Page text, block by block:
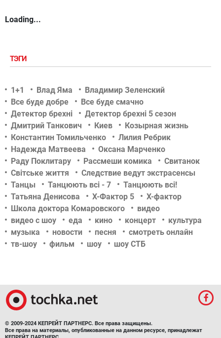
Loading...
ТЭГИ
1+1 Влад Яма
Владимир Зеленский
Все буде добре
Все буде смачно
Детектор брехні
Детектор брехні 5 сезон
Дмитрий Танкович
Киев
Козырная жизнь
Константин Томильченко
Лилия Ребрик
Надежда Матвеева
Оксана Марченко
Раду Поклитару
Рассмеши комика
Свитанок
Світське життя
Следствие ведут экстрасенсы
Танцы
Танцюють всі - 7
Танцюють всі!
Татьяна Денисова
Х-Фактор 5
Х-фактор
Школа доктора Комаровского
видео
видео с шоу
еда кино концерт
культура
музыка
новости песня
смотреть онлайн
тв-шоу
фильм шоу шоу СТБ
© 2009-2024 КЕПРЕЙТ ПАРТНЕРС. Все права защищены.
Все права на материалы, опубликованные на данном ресурсе, принадлежат